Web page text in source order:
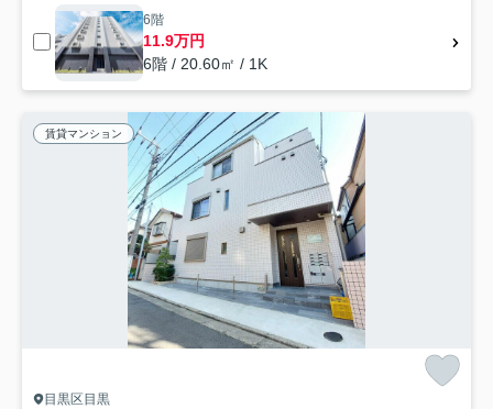
6階
11.9万円
6階 / 20.60㎡ / 1K
賃貸マンション
目黒区目黒